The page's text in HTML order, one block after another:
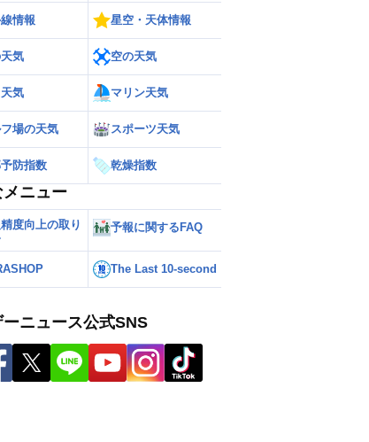
情報 星空・天体情報
気 空の天気
気 マリン天気
場の天気 スポーツ天気
防指数 乾燥指数
ニュー
度向上の取り
予報に関するFAQ
The Last 10-second
ーニュース公式SNS